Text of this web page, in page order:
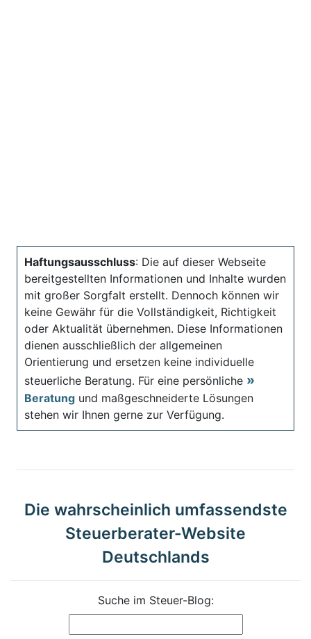
Haftungsausschluss: Die auf dieser Webseite
bereitgestellten Informationen und Inhalte wurden
mit großer Sorgfalt erstellt. Dennoch können wir
keine Gewähr für die Vollständigkeit, Richtigkeit
oder Aktualität übernehmen. Diese Informationen
dienen ausschließlich der allgemeinen
Orientierung und ersetzen keine individuelle
steuerliche Beratung. Für eine persönliche
Beratung und maßgeschneiderte Lösungen
stehen wir Ihnen gerne zur Verfügung.
Die wahrscheinlich umfassendste
Steuerberater-Website
Deutschlands
Suche im Steuer-Blog: